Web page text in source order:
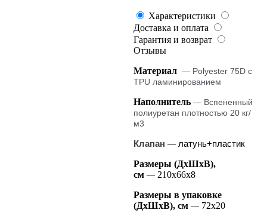
Характеристики
Доставка и оплата
Гарантия и возврат
Отзывы
Материал — Polyester 75D с
TPU ламинированием
Наполнитель — Вспененный
полиуретан плотностью 20 кг/
м3
Клапан — латунь+пластик
Размеры (ДхШхВ),
см — 210х66х8
Размеры в упаковке
(ДхШхВ), см — 72х20